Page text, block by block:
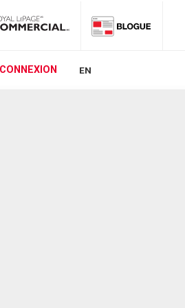
CONNEXION EN